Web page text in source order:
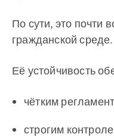
По сути, это почти
гражданской среде.
Её устойчивость
чётким
строгим